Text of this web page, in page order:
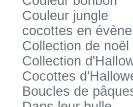
Couleur jungle
cocottes en
Collection de noël
Collection
Cocottes
Boucles de